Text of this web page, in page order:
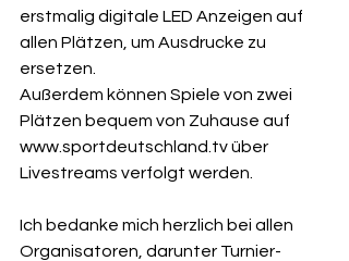
erstmalig digitale LED Anzeigen auf
allen Plätzen, um Ausdrucke zu
ersetzen.
Außerdem können Spiele von zwei
Plätzen bequem von Zuhause auf
www.sportdeutschland.tv über
Livestreams verfolgt werden.
Ich bedanke mich herzlich bei allen
Organisatoren, darunter Turnier-